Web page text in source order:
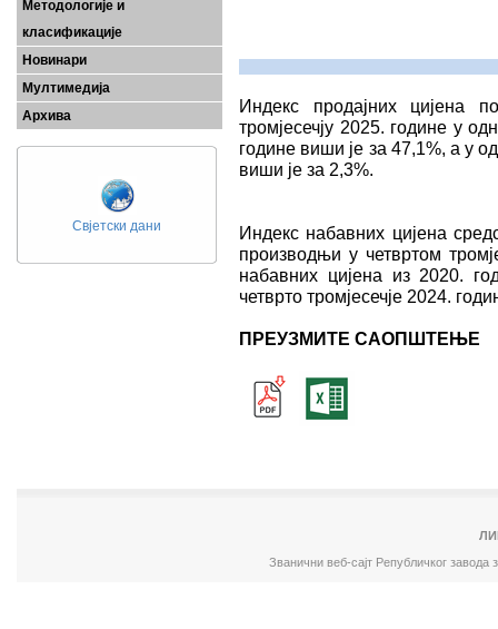
Методологије и
класификације
Новинари
Мултимедија
Архива
Свјетски дани
Индекс продајних цијена
тромјесечју 2025. године у
године виши је за 47,1%, a у
виши је за 2,3%.
Индекс набавних цијена
производњи у четвртом
набавних цијена из 2020.
четврто тромјесечје 2024.
ПРЕУЗМИТЕ САОПШТЕЊЕ
Званични веб-сајт Републичког